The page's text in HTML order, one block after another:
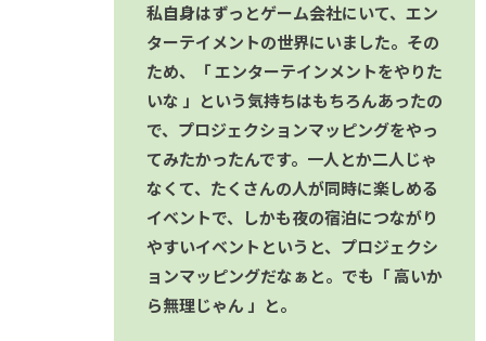
私自身はずっとゲーム会社にいて、エン
ターテイメントの世界にいました。その
ため、「 エンターテインメントをやりた
いな 」という気持ちはもちろんあったの
で、プロジェクションマッピングをやっ
てみたかったんです。一人とか二人じゃ
なくて、たくさんの人が同時に楽しめる
イベントで、しかも夜の宿泊につながり
やすいイベントというと、プロジェクシ
ョンマッピングだなぁと。でも「 高いか
ら無理じゃん 」と。